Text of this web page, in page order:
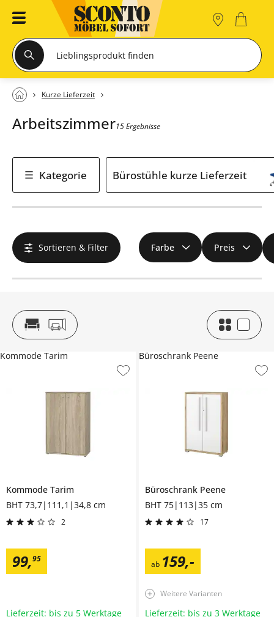
Kurze Lieferzeit
Arbeitszimmer15 Ergebnisse
Kategorie Bürostühle kurze Lieferzeit
Sortieren & Filter Farbe Preis
Kommode Tarim
BHT 73,7|111,1|34,8 cm
2
99,95
Kommode Tarim
Lieferzeit: bis zu 5 Werktage
Büroschrank Peene
BHT 75|113|35 cm
17
ab 159,-
Büroschrank Peene
Weitere Varianten
Lieferzeit: bis zu 3 Werktage